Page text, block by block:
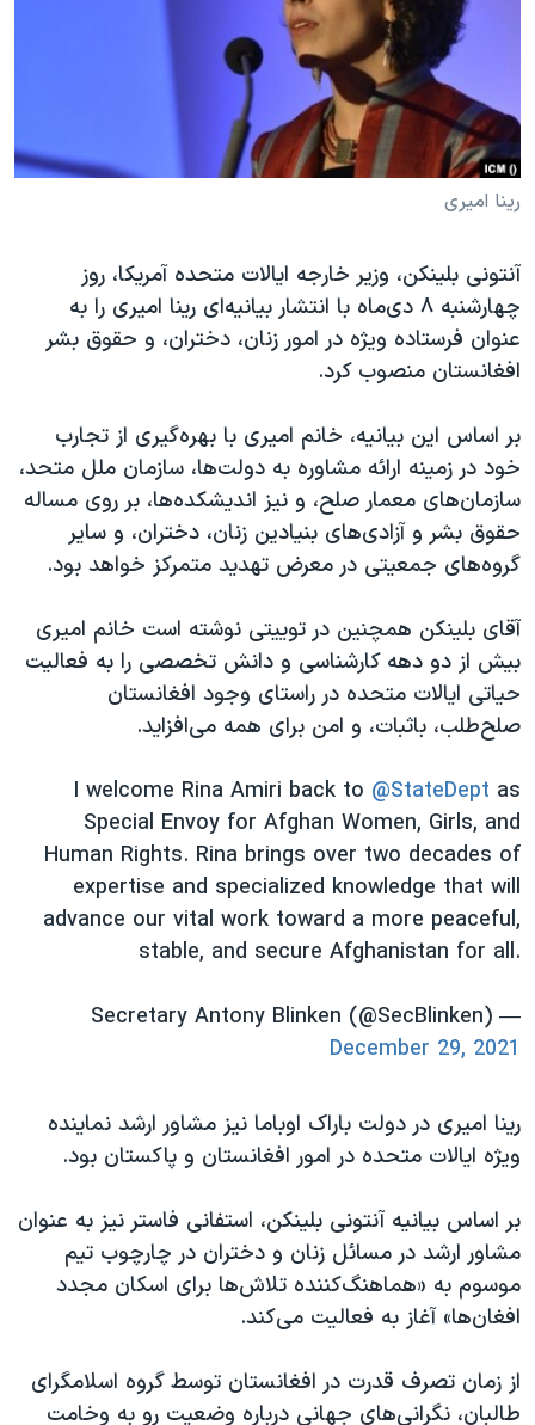
فرهنگ و زندگی
حقوق شهروندی
اقتصادی
علم و فناوری
اسرائیل در جنگ
آرشیو پخش زنده
مستندها
انتخابات ریاست جمهوری آمریکا ۲۰۲۴
حمله جمهوری اسلامی به اسرائیل
رمز مهسا
ورزش زنان در ایران
مجموعه مستندهای دادخواهی
تریبونال مردمی آبان ۹۸
دادگاه حمید نوری
قانون شفافیت دارائی کادر رهبری ایران
اعتراضات مردمی آبان ۹۸
اسرائیل در جنگ
نرگس محمدی برنده جایزه نوبل صلح
همایش محافظه‌کاران آمریکا «سی‌پک»
صفحه‌های ویژه
سفر پرزیدنت ترامپ به چین
دنبال کنید
زبانهای مختلف
رینا امیری
آنتونی بلینکن، وزیر خارجه ایالات متحده آمریکا، روز
چهارشنبه ٨ دی‌‌ماه با انتشار بیانیه‌ای رینا امیری را به
عنوان فرستاده ویژه در امور زنان، دختران، و حقوق بشر
افغانستان منصوب کرد.
بر اساس این بیانیه، خانم امیری با بهره‌گیری از تجارب
خود در زمینه ارائه مشاوره به دولت‌ها، سازمان ملل متحد،
سازمان‌های معمار صلح، و نیز اندیشکده‌ها، بر روی مساله
حقوق بشر و آزادی‌های بنیادین زنان، دختران، و سایر
گروه‌های جمعیتی در معرض تهدید متمرکز خواهد بود.
آقای بلینکن همچنین در توییتی نوشته است خانم امیری
بیش از دو دهه کارشناسی و دانش تخصصی را به فعالیت
حیاتی ایالات متحده در راستای وجود افغانستان
صلح‌طلب، باثبات، و امن برای همه می‌افزاید.
I welcome Rina Amiri back to @StateDept as
Special Envoy for Afghan Women, Girls, and
Human Rights. Rina brings over two decades of
expertise and specialized knowledge that will
advance our vital work toward a more peaceful,
stable, and secure Afghanistan for all.
— Secretary Antony Blinken (@SecBlinken)
December 29, 2021
رینا امیری در دولت باراک اوباما نیز مشاور ارشد نماینده
ویژه ایالات متحده در امور افغانستان و پاکستان بود.
بر اساس بیانیه آنتونی بلینکن، استفانی فاستر نیز به عنوان
مشاور ارشد در مسائل زنان و دختران در چارچوب تیم
موسوم به «هماهنگ‌کننده تلاش‌ها برای اسکان مجدد
افغان‌ها» آغاز به فعالیت می‌کند.
از زمان تصرف قدرت در افغانستان توسط گروه اسلامگرای
طالبان، نگرانی‌های جهانی درباره وضعیت رو به وخامت